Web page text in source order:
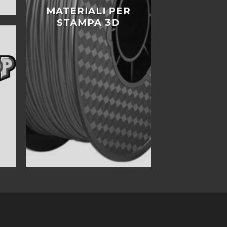
MATERIALI PER
STAMPA 3D